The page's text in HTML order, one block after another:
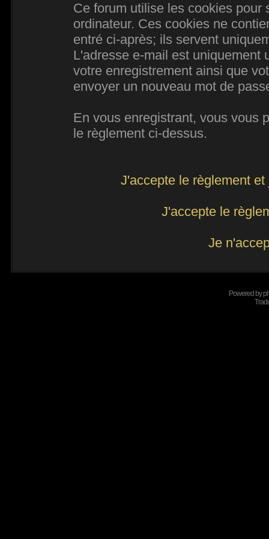
Ce forum utilise les cookies pour
ordinateur. Ces cookies ne
entré ci-après; ils servent
L'adresse e-mail est uniquement
votre enregistrement ainsi que
envoyer un nouveau mot de
En vous enregistrant, vous vous
le règlement ci-dessus.
J'accepte le règlement
J'accepte le
Je
Powered by